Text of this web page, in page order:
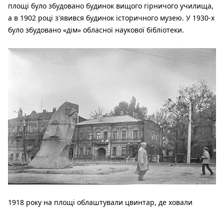
площі було збудовано будинок вищого гірничого училища,
а в 1902 році з'явився будинок історичного музею. У 1930-х
було збудовано «дім» обласної наукової бібліотеки.
1918 року на площі облаштували цвинтар, де ховали